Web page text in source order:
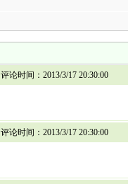
评论时间：2013/3/17 20:30:00
评论时间：2013/3/17 20:30:00